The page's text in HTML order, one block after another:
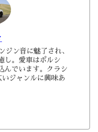
ジン音に魅了され、
し。愛車はポルシ
んでいます。クラシ
ジャンルに興味あ